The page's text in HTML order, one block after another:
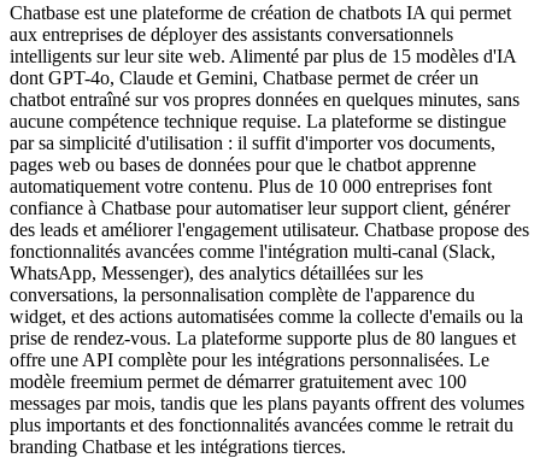
Chatbase est une plateforme de création de chatbots IA qui permet
aux entreprises de déployer des assistants conversationnels
intelligents sur leur site web. Alimenté par plus de 15 modèles d'IA
dont GPT-4o, Claude et Gemini, Chatbase permet de créer un
chatbot entraîné sur vos propres données en quelques minutes, sans
aucune compétence technique requise. La plateforme se distingue
par sa simplicité d'utilisation : il suffit d'importer vos documents,
pages web ou bases de données pour que le chatbot apprenne
automatiquement votre contenu. Plus de 10 000 entreprises font
confiance à Chatbase pour automatiser leur support client, générer
des leads et améliorer l'engagement utilisateur. Chatbase propose des
fonctionnalités avancées comme l'intégration multi-canal (Slack,
WhatsApp, Messenger), des analytics détaillées sur les
conversations, la personnalisation complète de l'apparence du
widget, et des actions automatisées comme la collecte d'emails ou la
prise de rendez-vous. La plateforme supporte plus de 80 langues et
offre une API complète pour les intégrations personnalisées. Le
modèle freemium permet de démarrer gratuitement avec 100
messages par mois, tandis que les plans payants offrent des volumes
plus importants et des fonctionnalités avancées comme le retrait du
branding Chatbase et les intégrations tierces.